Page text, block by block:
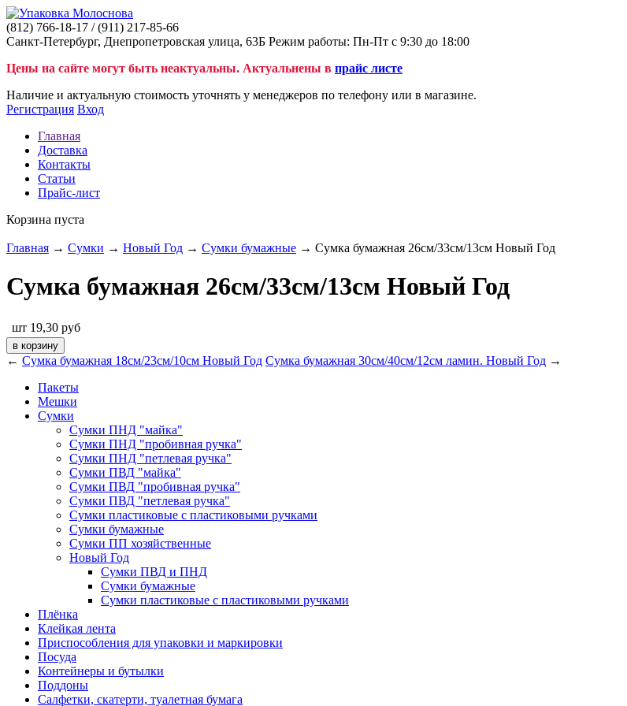
(812) 766-18-17 / (911) 217-85-66
Санкт-Петербург, Днепропетровская улица, 63Б Режим работы: Пн-Пт с 9:30 до 18:00
Цены на сайте могут быть неактуальны. Актуальнены в прайс листе
Наличие и актуальную стоимость уточнять у менеджеров по телефону или в магазине.
Регистрация Вход
Главная
Доставка
Контакты
Статьи
Прайс-лист
Корзина пуста
Главная → Сумки → Новый Год → Сумки бумажные → Сумка бумажная 26см/33см/13см Новый Год
Сумка бумажная 26см/33см/13см Новый Год
шт 19,30 руб
← Сумка бумажная 18см/23см/10см Новый Год Сумка бумажная 30см/40см/12см ламин. Новый Год →
Пакеты
Мешки
Сумки
Сумки ПНД "майка"
Сумки ПНД "пробивная ручка"
Сумки ПНД "петлевая ручка"
Сумки ПВД "майка"
Сумки ПВД "пробивная ручка"
Сумки ПВД "петлевая ручка"
Сумки пластиковые с пластиковыми ручками
Сумки бумажные
Сумки ПП хозяйственные
Новый Год
Сумки ПВД и ПНД
Сумки бумажные
Сумки пластиковые с пластиковыми ручками
Плёнка
Клейкая лента
Приспособления для упаковки и маркировки
Посуда
Контейнеры и бутылки
Поддоны
Салфетки, скатерти, туалетная бумага